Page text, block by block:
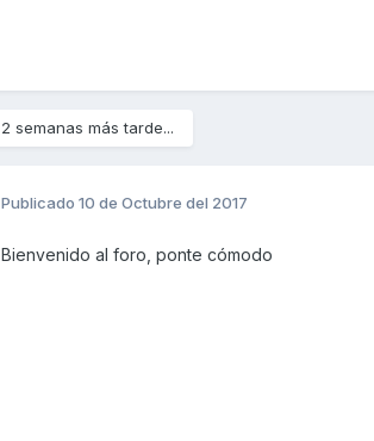
2 semanas más tarde...
Publicado 10 de Octubre del 2017
Bienvenido al foro, ponte cómodo